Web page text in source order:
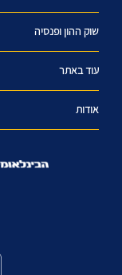
שוק ההון ופנסיה
עוד באתר
אודות